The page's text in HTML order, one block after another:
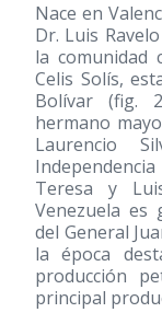
Nace en
Dr. Luis
la comunidad
Celis Solís,
Bolívar (fig.
hermano
Laurencio
Independencia
Teresa y
Venezuela es
del General
la época
producción
principal